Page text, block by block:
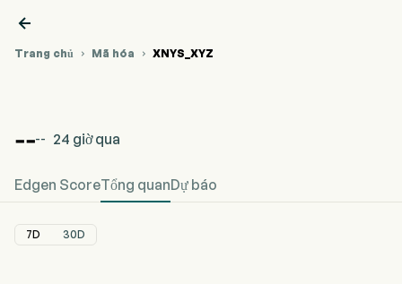

Trang chủ  Mã hóa  XNYS_XYZ
---- 24 giờ qua
Edgen ScoreTổng quanDự báo
7D 30D